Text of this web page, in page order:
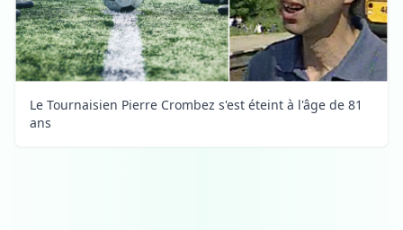
Le Tournaisien Pierre Crombez s'est éteint à l'âge de 81
ans